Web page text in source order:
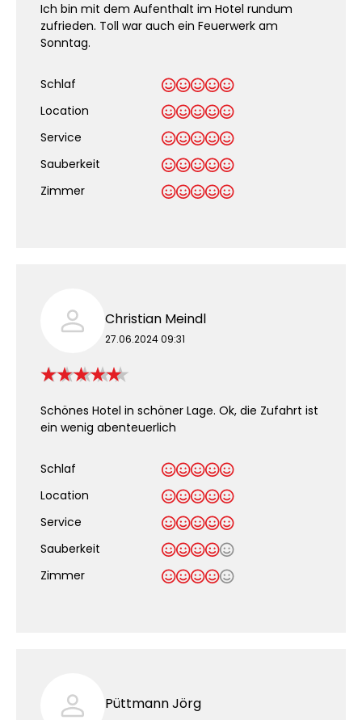
Ich bin mit dem Aufenthalt im Hotel rundum
zufrieden. Toll war auch ein Feuerwerk am
Sonntag.
Schlaf
Location
Service
Sauberkeit
Zimmer
Christian Meindl
27.06.2024 09:31
Schönes Hotel in schöner Lage. Ok, die Zufahrt ist
ein wenig abenteuerlich
Schlaf
Location
Service
Sauberkeit
Zimmer
Püttmann Jörg